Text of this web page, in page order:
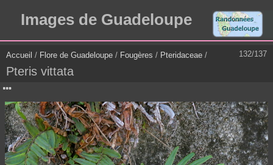
Images de Guadeloupe
132/137
Accueil / Flore de Guadeloupe / Fougères / Pteridaceae /
Pteris vittata